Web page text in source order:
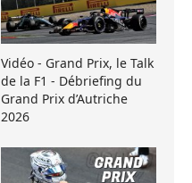
Vidéo - Grand Prix, le Talk
de la F1 - Débriefing du
Grand Prix d’Autriche
2026